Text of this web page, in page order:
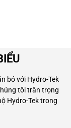
bó với Hydro-Tek
tôi trân trọng
Hydro-Tek trong